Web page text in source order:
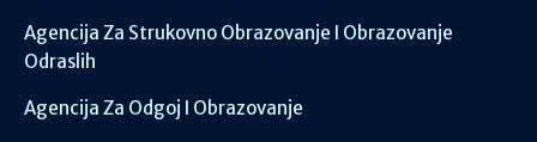
Agencija Za Strukovno Obrazovanje I Obrazovanje
Odraslih
Agencija Za Odgoj I Obrazovanje